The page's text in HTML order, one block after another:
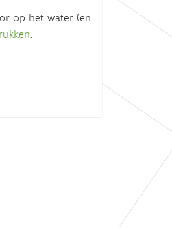
op het water (en